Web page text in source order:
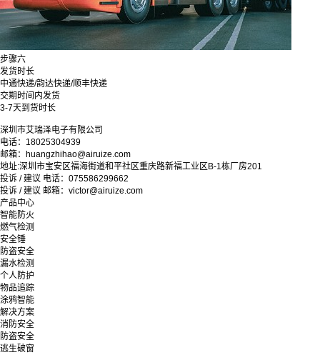
步骤六
发货时长
中通快递/韵达快递/顺丰快递
交期时间内发货
3-7天到货时长
深圳市艾瑞泽电子有限公司
电话：18025304939
邮箱：huangzhihao@airuize.com
地址:深圳市宝安区福海街道和平社区重庆路新福工业区B-1栋厂房201
投诉 / 建议 电话：075586299662
投诉 / 建议 邮箱：victor@airuize.com
产品中心
智能防火
燃气检测
安全锤
防盗安全
漏水检测
个人防护
物品追踪
涂鸦智能
解决方案
消防安全
防盗安全
逃生破窗